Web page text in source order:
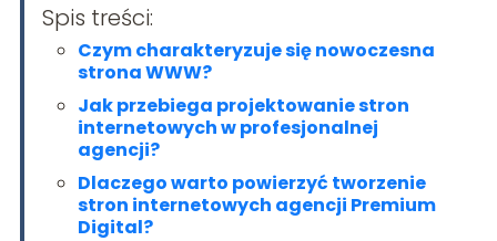
Spis treści:
Czym charakteryzuje się nowoczesna
strona WWW?
Jak przebiega projektowanie stron
internetowych w profesjonalnej
agencji?
Dlaczego warto powierzyć tworzenie
stron internetowych agencji Premium
Digital?